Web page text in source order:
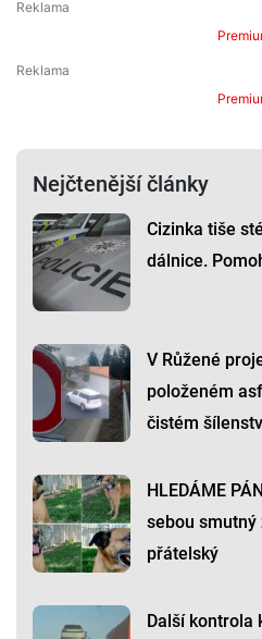
Nejčtenější články
Cizinka tiše
dálnice.
V Růžené
položeném
čistém
HLEDÁME
sebou smutný
přátelský
Další kontrola